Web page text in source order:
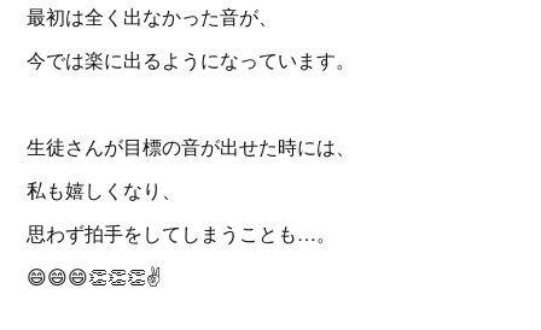
最初は全く出なかった音が、
今では楽に出るようになっています。
生徒さんが目標の音が出せた時には、
私も嬉しくなり、
思わず拍手をしてしまうことも…。
😄😄😄👏👏👏✌️